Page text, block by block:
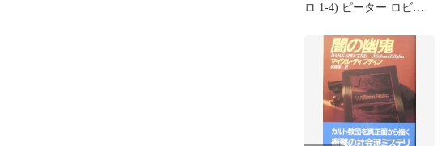
ロ 1-4) ピーター ロビン
子， 幸田_03